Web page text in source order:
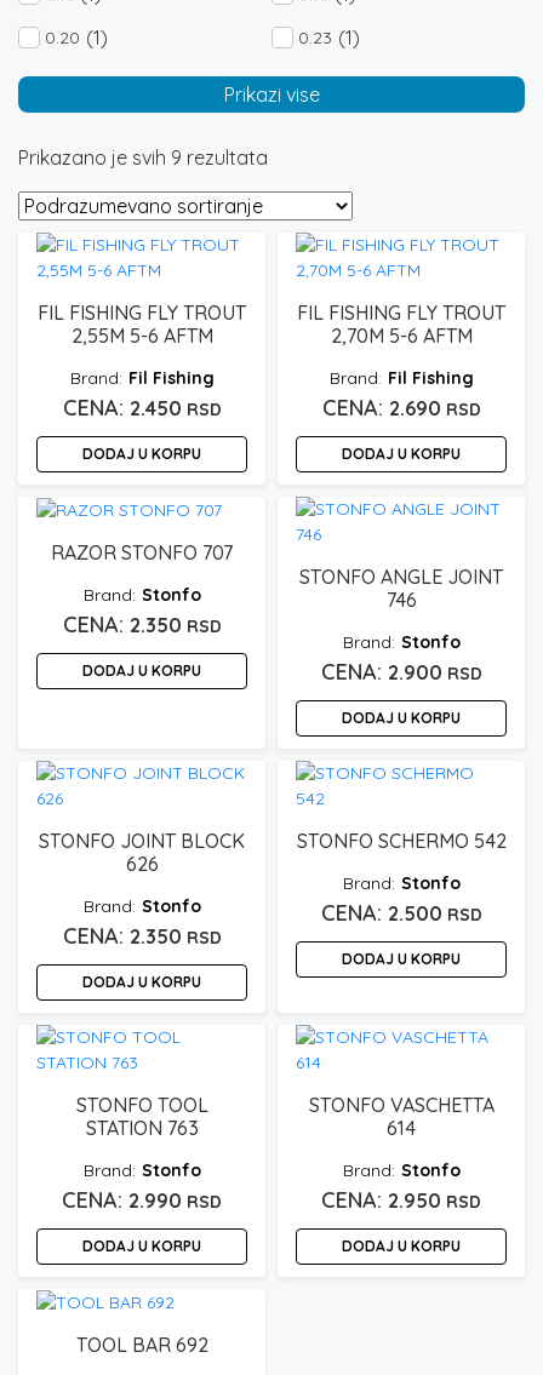
0.20 (1) 0.23 (1)
Prikazi vise
Prikazano je svih 9 rezultata
FIL FISHING FLY TROUT
2,55M 5-6 AFTM
Fil Fishing
2.450 RSD
DODAJ U KORPU
FIL FISHING FLY TROUT
2,70M 5-6 AFTM
Fil Fishing
2.690 RSD
DODAJ U KORPU
RAZOR STONFO 707
Stonfo
2.350 RSD
DODAJ U KORPU
STONFO ANGLE JOINT
746
Stonfo
2.900 RSD
DODAJ U KORPU
STONFO JOINT BLOCK
626
Stonfo
2.350 RSD
DODAJ U KORPU
STONFO SCHERMO 542
Stonfo
2.500 RSD
DODAJ U KORPU
STONFO TOOL
STATION 763
Stonfo
2.990 RSD
DODAJ U KORPU
STONFO VASCHETTA
614
Stonfo
2.950 RSD
DODAJ U KORPU
TOOL BAR 692